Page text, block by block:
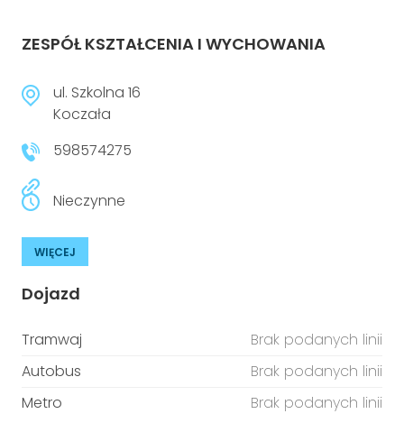
ZESPÓŁ KSZTAŁCENIA I WYCHOWANIA
ul. Szkolna 16
Koczała
598574275
Nieczynne
WIĘCEJ
Dojazd
Tramwaj
Brak podanych linii
Autobus
Brak podanych linii
Metro
Brak podanych linii